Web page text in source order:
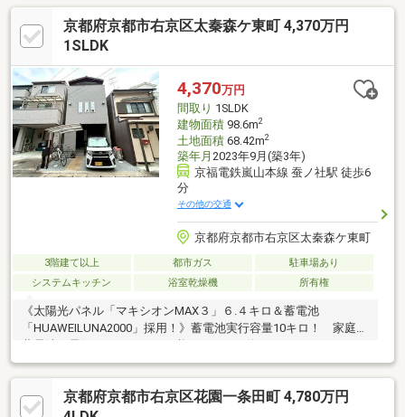
学校…歩11分《リフォームのご相談承ります》お住まいのお悩み
をお気軽にご相談ください。予算・ご要望に合わせて最適なプラ
ンをご提案いたします！
京都府京都市右京区太秦森ケ東町 4,370万円
1SLDK
4,370万円
間取り 1SLDK
建物面積98.6m2
土地面積68.42m2
築年月 2023年9月(築3年)
京福電鉄嵐山本線 蚕ノ社駅 徒歩6
分
その他の交通
京都府京都市右京区太秦森ケ東町
3階建て以上 都市ガス
駐車場あり
システムキッチン
浴室乾燥機 所有権
《太陽光パネル「マキシオンMAX３」６.４キロ＆蓄電池
「HUAWEILUNA2000」採用！》蓄電池実行容量10キロ！ 家庭用
電気代の節約や災害時の備えとして活躍します！☆おすすめ
POINT☆・断熱性・気密性・防音性に優れた吹付断熱施工で快適
な住環境♪・ファミリークローゼット３帖以上！お洋服だけでなく
生活雑貨や日用品の収納にも便利です！・キッチンの吊り下げ棚
京都府京都市右京区花園一条田町 4,780万円